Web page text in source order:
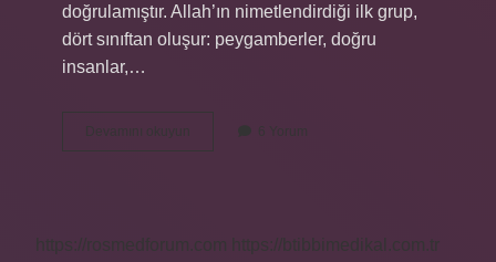
doğrulamıştır. Allah’ın nimetlendirdiği ilk grup,
dört sınıftan oluşur: peygamberler, doğru
insanlar,…
Devamını okuyun
Uğrayan
6 Yorum
https://rosmedforum.com
https://btibbimedikal.com.tr